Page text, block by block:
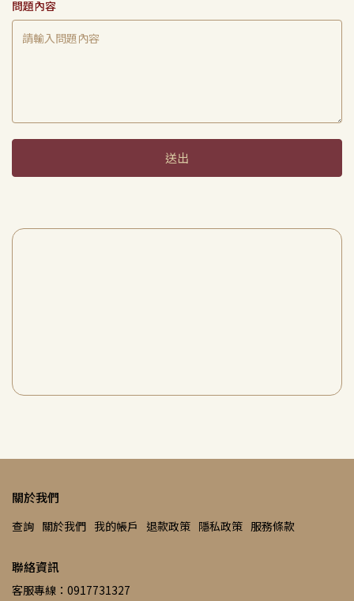
問題內容
送出
關於我們
查詢 關於我們 我的帳戶 退款政策 隱私政策 服務條款
聯絡資訊
客服專線：0917731327